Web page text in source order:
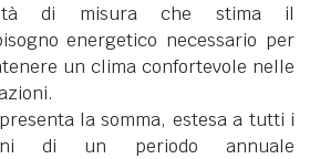
di misura che stima il
energetico necessario per
un clima confortevole nelle
la somma, estesa a tutti i
di un periodo annuale